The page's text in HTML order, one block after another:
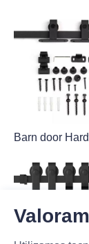
Barn door